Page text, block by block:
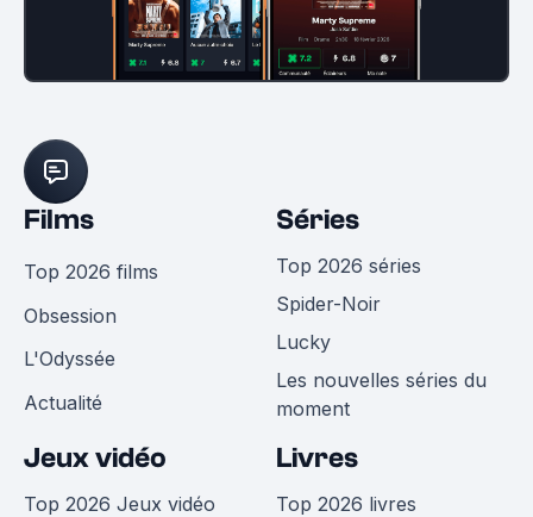
Films
Top 2026 films
Obsession
L'Odyssée
Actualité
Séries
Top 2026 séries
Spider-Noir
Lucky
Les nouvelles séries du
moment
Jeux vidéo
Top 2026 Jeux vidéo
Livres
Top 2026 livres